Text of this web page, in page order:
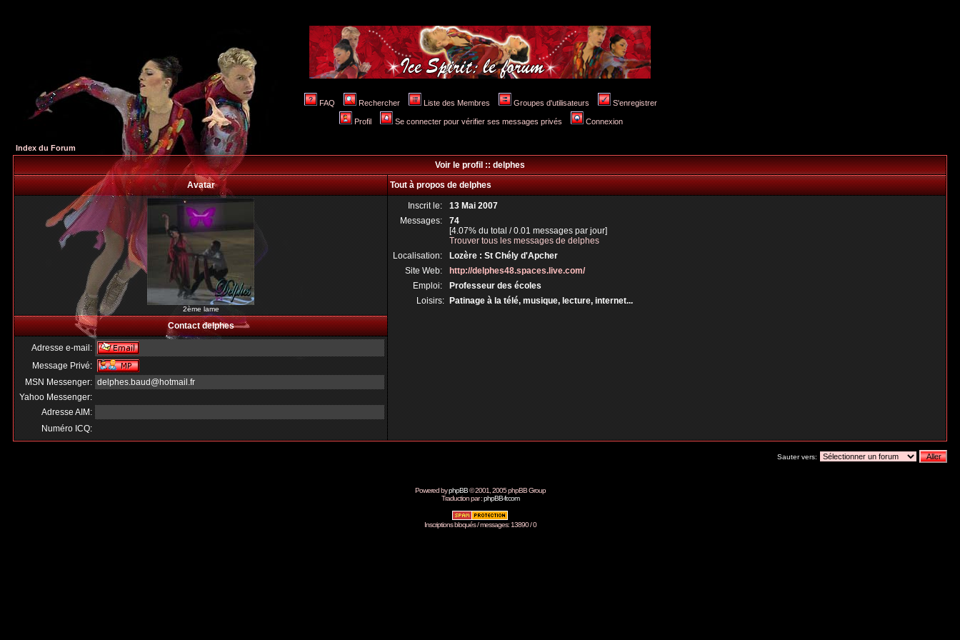
FAQ Rechercher Liste des Membres Groupes d'utilisateurs S'enregistrer
Profil Se connecter pour vérifier ses messages privés Connexion
Index du Forum
Voir le profil :: delphes
Avatar
Tout à propos de delphes
2ème lame
Inscrit le: 13 Mai 2007
Messages: 74
[4.07% du total / 0.01 messages par jour]
Trouver tous les messages de delphes
Localisation: Lozère : St Chély d'Apcher
Site Web: http://delphes48.spaces.live.com/
Emploi: Professeur des écoles
Loisirs: Patinage à la télé, musique, lecture, internet...
Contact delphes
Adresse e-mail:
Message Privé:
MSN Messenger: delphes.baud@hotmail.fr
Yahoo Messenger:
Adresse AIM:
Numéro ICQ:
Sauter vers:
Powered byphpBB© 2001, 2005 phpBB Group
Traduction par :phpBB-fr.com
Inscriptions bloqués / messages: 13890 / 0